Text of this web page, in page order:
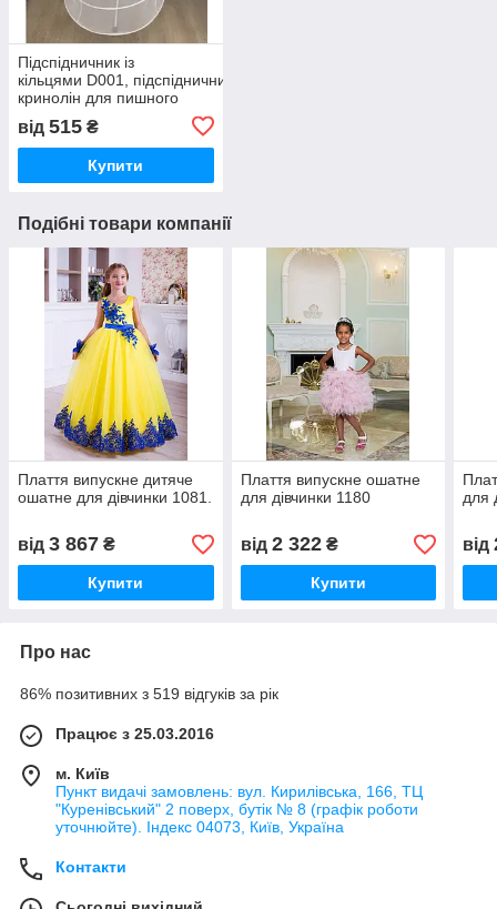
Підспідничник із
кільцями D001, підспідничник
кринолін для пишного
від 515 ₴
Купити
Подібні товари компанії
Плаття випускне дитяче
ошатне для дівчинки 1081.
від 3 867 ₴
Купити
Плаття випускне ошатне
для дівчинки 1180
від 2 322₴
Купити
для
від
Про нас
86% позитивних з 519 відгуків за рік
Працює з 25.03.2016
м. Київ
Пункт видачі замовлень: вул. Кирилівська, 166, ТЦ
"Куренівський" 2 поверх, бутік № 8 (графік роботи
уточнюйте). Індекс 04073, Київ, Україна
Контакти